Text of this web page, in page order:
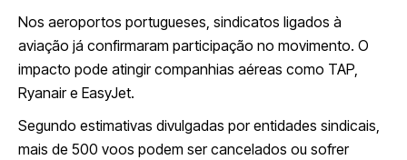
Nos aeroportos portugueses, sindicatos ligados à
aviação já confirmaram participação no movimento. O
impacto pode atingir companhias aéreas como TAP,
Ryanair e EasyJet.
Segundo estimativas divulgadas por entidades sindicais,
mais de 500 voos podem ser cancelados ou sofrer